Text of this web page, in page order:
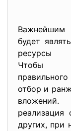
Важнейшим
будет
ресурсы
Чтобы
отбор и
других, при